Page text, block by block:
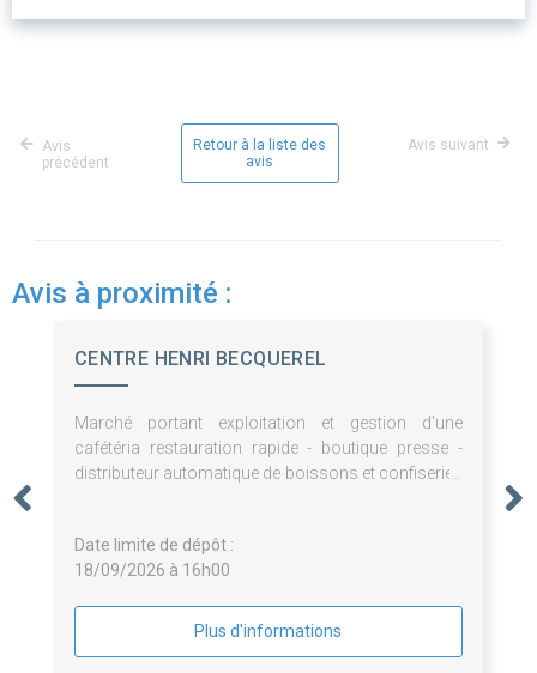
Avis
précédent
Retour à la liste des
avis
Avis suivant
Avis à proximité :
CENTRE HENRI BECQUEREL
Marché portant exploitation et gestion d'une
cafétéria restauration rapide - boutique presse -
distributeur automatique de boissons et confiseries
Date limite de dépôt :
18/09/2026 à 16h00
Plus d'informations